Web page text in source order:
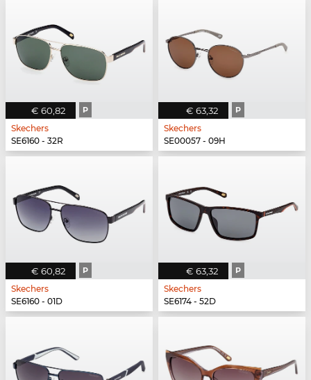
€ 60,82 P
Skechers
SE6160 - 32R
€ 63,32 P
Skechers
SE00057 - 09H
€ 60,82 P
Skechers
SE6160 - 01D
€ 63,32 P
Skechers
SE6174 - 52D